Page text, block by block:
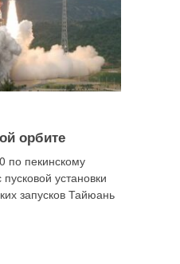
орбите
по пекинскому
установки
запусков Тайюань